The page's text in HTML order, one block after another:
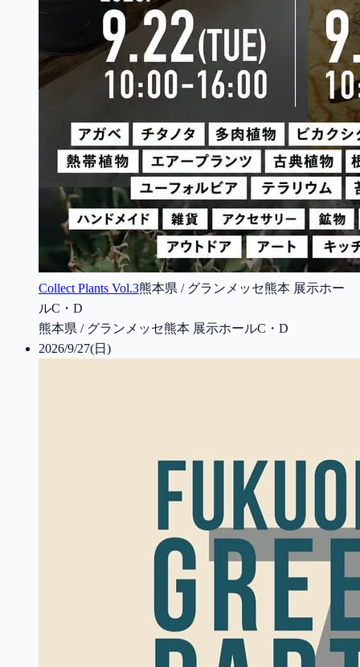
Collect Plants Vol.3熊本県 / グランメッセ熊本 展示ホー
ルC・D
熊本県 / グランメッセ熊本 展示ホールC・D
2026/9/27(日)